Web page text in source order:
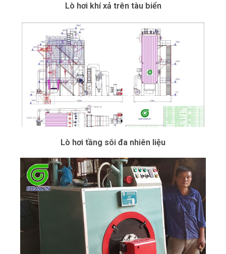
Lò hơi khí xả trên tàu biển
Lò hơi tầng sôi đa nhiên liệu